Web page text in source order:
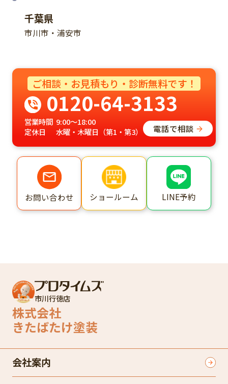
千葉県
市川市・浦安市
ご相談・お見積もり・診断無料です！
0120-64-3133
営業時間 9:00～18:00
定休日
水曜・木曜日（第1・第3） 電話で相談
お問い合わせ ショールーム LINE予約
市川行徳店
株式会社
きたばたけ塗装
会社案内